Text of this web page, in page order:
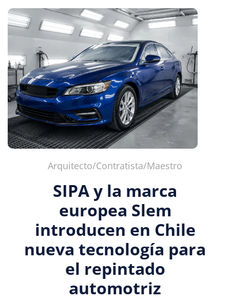
Arquitecto/Contratista/Maestro
SIPA y la marca
europea Slem
introducen en Chile
nueva tecnología para
el repintado
automotriz